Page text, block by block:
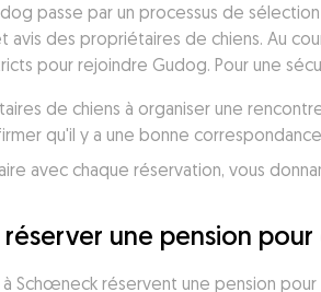
passe par un processus de
des propriétaires de chiens. Au
pour rejoindre Gudog. Pour une
de chiens à organiser une
qu'il y a une bonne
une pension
Schœneck réservent une pension